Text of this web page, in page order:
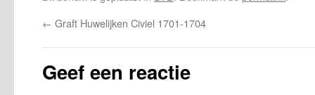
← Graft Huwelijken Civiel 1701-1704
Geef een reactie